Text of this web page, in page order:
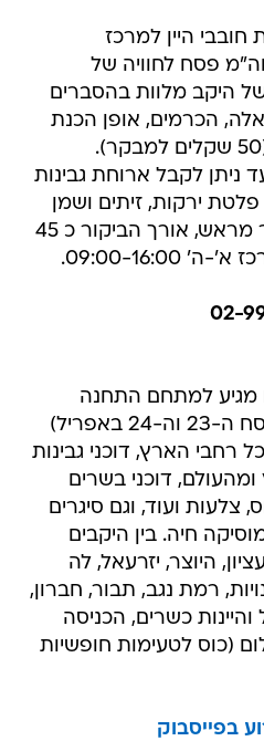
חובבי היין למרכז
פסח לחוויה של
של היקב מלוות בהסברים
הכרמים, אופן הכנת
היין והייחודיות של היקב (50 שקלים למבקר).
לסועד ניתן לקבל ארוחת גבינות
ירקות, זיתים ושמן
זית. יש לתאם את הביקור מראש, אורך הביקור כ 45
16:00.
מגיע למתחם התחנה
הראשונה (חול המועד פסח ה-23 וה-24 באפריל)
מכל רחבי הארץ, דוכני גבינות
דוכני בשרים
צלעות ועוד, וגם סיגרים
חיה. בין היקבים
היוצר, יזרעאל, לה
רמת נגב, תבור, חברון,
והיינות כשרים, הכניסה
(כוס לטעימות חופשיות
בפייסבוק